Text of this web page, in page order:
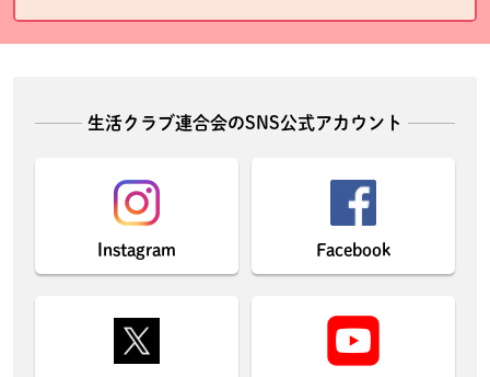
生活クラブ連合会のSNS公式アカウント
Instagram Facebook